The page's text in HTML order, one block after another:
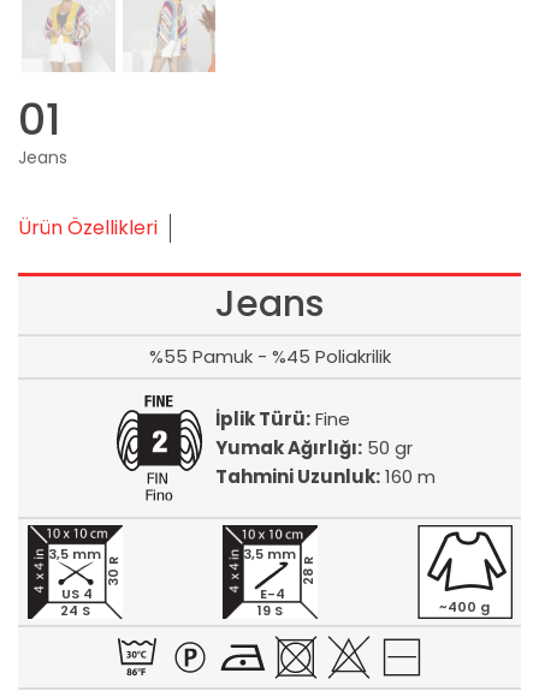
01
Jeans
Ürün Özellikleri
Jeans
%55 Pamuk - %45 Poliakrilik
İplik Türü:Fine
Yumak Ağırlığı:50 gr
Tahmini Uzunluk:160 m
24 S
30 R
3,5 mm
US 4
19 S
28 R
3,5 mm
E-4
~400 g